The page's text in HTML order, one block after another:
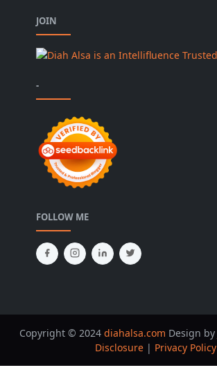
JOIN
-
FOLLOW ME
Copyright © 2024 diahalsa.com Design by
Disclosure| Privacy Policy